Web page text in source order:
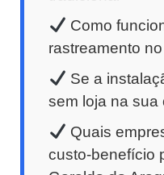
Como
rastreamento
Se a
sem loja na sua
Quais
custo-benefício